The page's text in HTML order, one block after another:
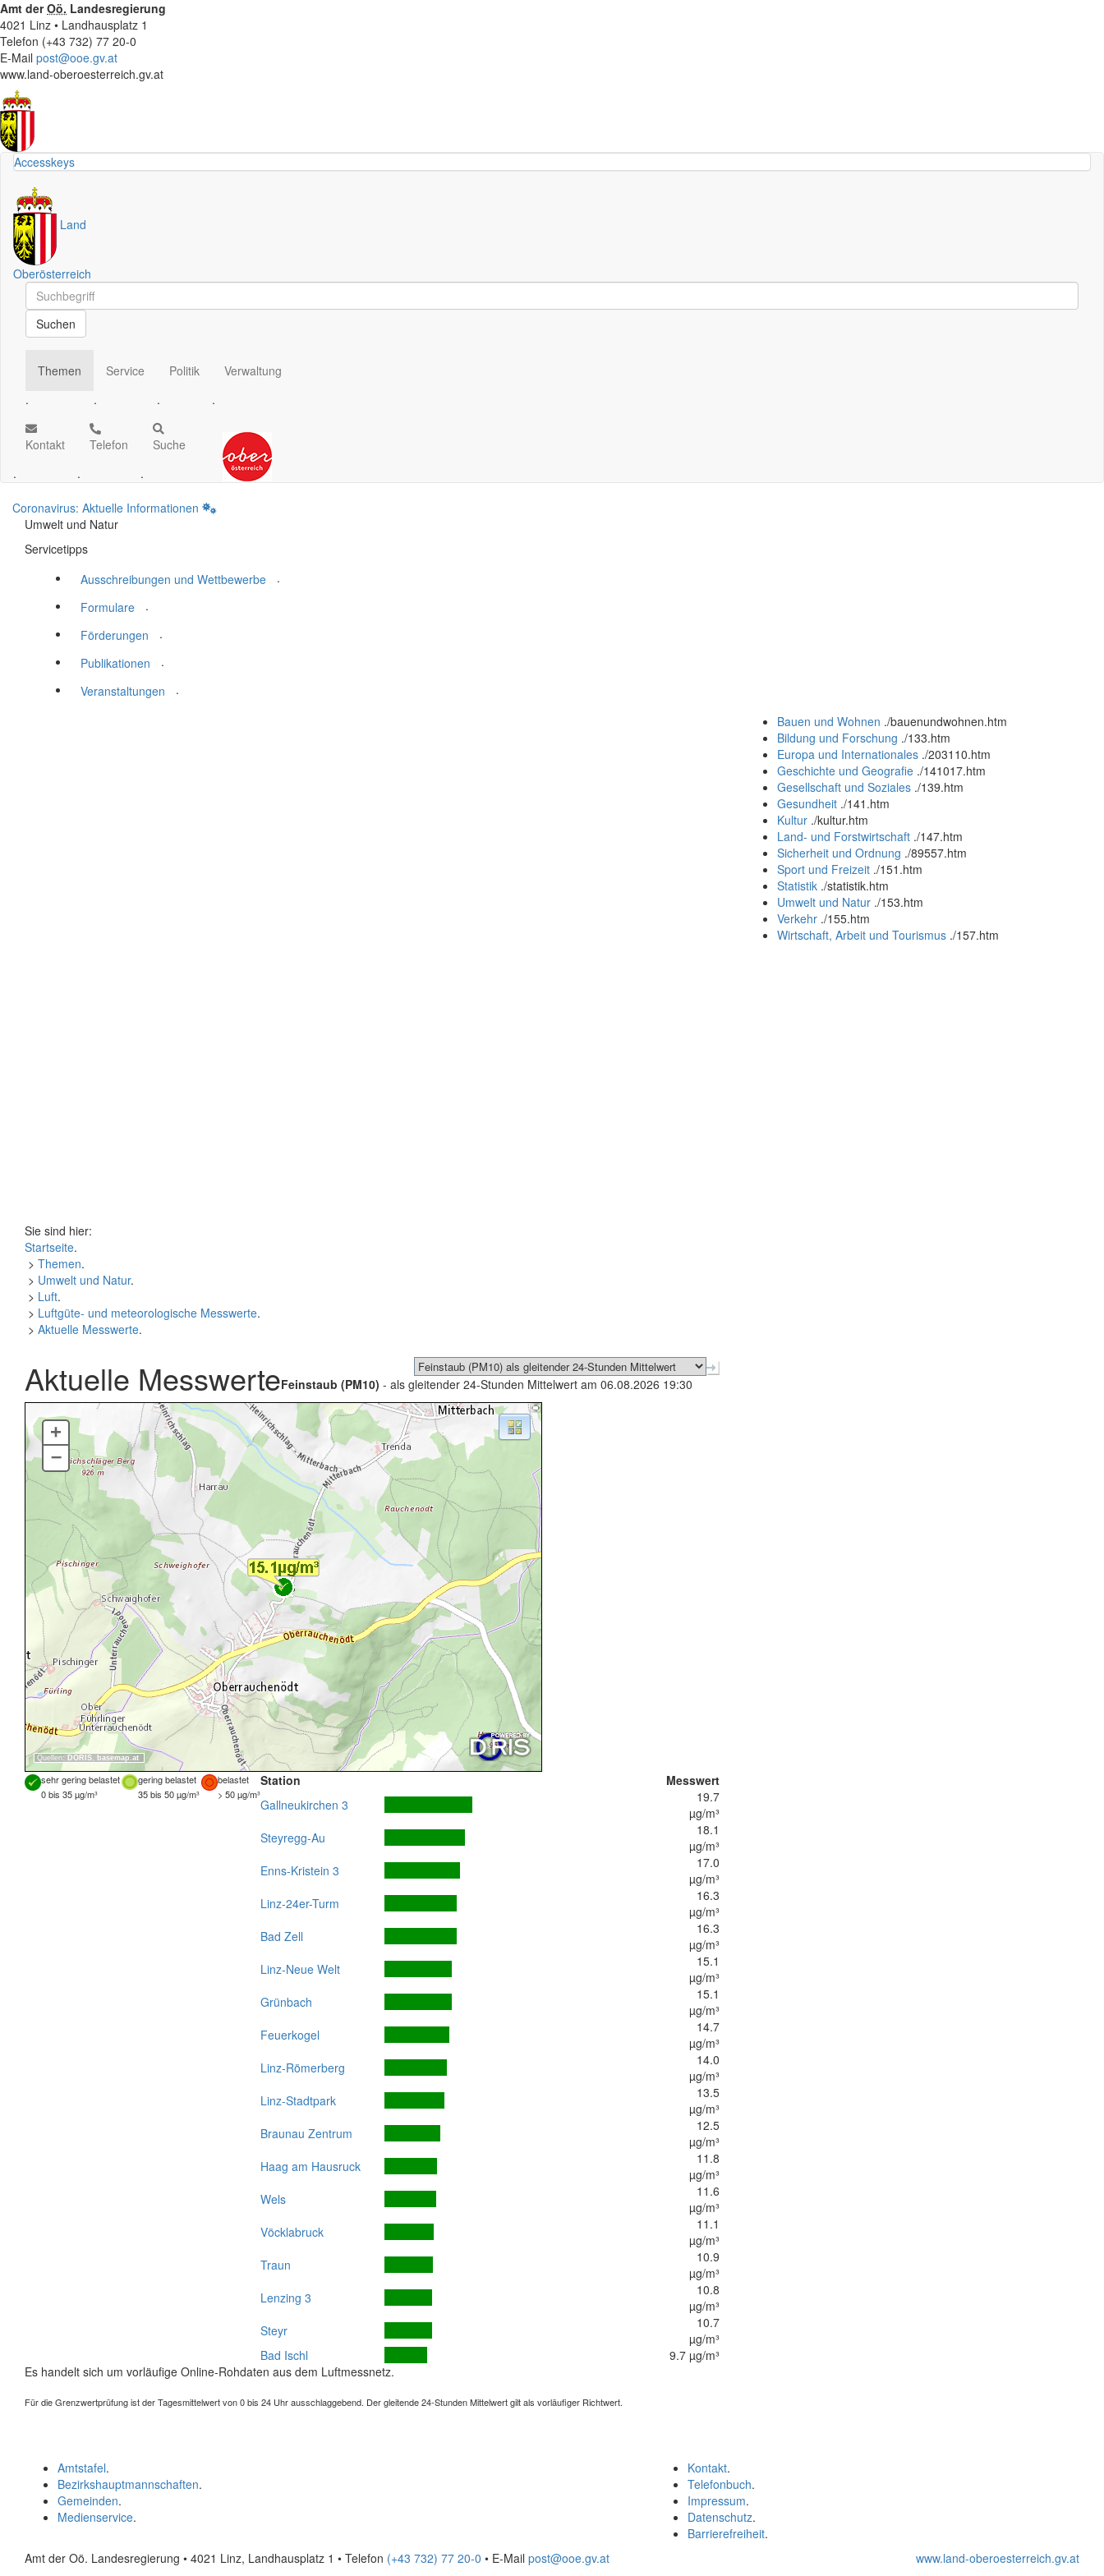
Amt derOö. Landesregierung
4021 Linz • Landhausplatz 1
Telefon (+43 732) 77 20-0
E-Mail post@ooe.gv.at
www.land-oberoesterreich.gv.at
Accesskeys
Land
Oberösterreich
Schnellsuche
Schnellsuche
Suchen
Themen
.
Service
.
Politik
.
Verwaltung
.
Kontakt
.
Telefon
.
Suche
.
Coronavirus: Aktuelle Informationen
Umwelt und Natur
Servicetipps
Ausschreibungen und Wettbewerbe
.
Formulare
.
Förderungen
.
Publikationen
.
Veranstaltungen
.
Bauen und Wohnen ./bauenundwohnen.htm
Bildung und Forschung ./133.htm
Europa und Internationales ./203110.htm
Geschichte und Geografie ./141017.htm
Gesellschaft und Soziales ./139.htm
Gesundheit ./141.htm
Kultur ./kultur.htm
Land- und Forstwirtschaft ./147.htm
Sicherheit und Ordnung ./89557.htm
Sport und Freizeit ./151.htm
Statistik ./statistik.htm
Umwelt und Natur ./153.htm
Verkehr ./155.htm
Wirtschaft, Arbeit und Tourismus ./157.htm
Sie sind hier:
Startseite.
> Themen.
> Umwelt und Natur.
> Luft.
> Luftgüte- und meteorologische Messwerte.
> Aktuelle Messwerte.
Aktuelle MesswerteFeinstaub (PM10) - als gleitender 24-Stunden Mittelwert am 06.08.2026 19:30
Quellen: DORIS, basemap.at
+
–
sehr gering belastet gering belastet
belastet
0 bis 35 µg/m³
35 bis 50 µg/m³ > 50 µg/m³
Station
Messwert
Gallneukirchen 3
19.7
µg/m³
Steyregg-Au
18.1
µg/m³
Enns-Kristein 3
17.0
µg/m³
Linz-24er-Turm
16.3
µg/m³
Bad Zell
16.3
µg/m³
Linz-Neue Welt
15.1
µg/m³
Grünbach
15.1
µg/m³
Feuerkogel
14.7
µg/m³
Linz-Römerberg
14.0
µg/m³
Linz-Stadtpark
13.5
µg/m³
Braunau Zentrum
12.5
µg/m³
Haag am Hausruck
11.8
µg/m³
Wels
11.6
µg/m³
Vöcklabruck
11.1
µg/m³
Traun
10.9
µg/m³
Lenzing 3
10.8
µg/m³
Steyr
10.7
µg/m³
Bad Ischl
9.7 µg/m³
Es handelt sich um vorläufige Online-Rohdaten aus dem Luftmessnetz.
Für die Grenzwertprüfung ist der Tagesmittelwert von 0 bis 24 Uhr ausschlaggebend. Der gleitende 24-Stunden Mittelwert gilt als vorläufiger Richtwert.
Kontakt.
Telefonbuch.
Impressum.
Datenschutz.
Barrierefreiheit.
Amtstafel.
Bezirkshauptmannschaften.
Gemeinden.
Medienservice.
Amt der Oö. Landesregierung • 4021 Linz, Landhausplatz 1 • Telefon (+43 732) 77 20-0 • E-Mail post@ooe.gv.at www.land-oberoesterreich.gv.at